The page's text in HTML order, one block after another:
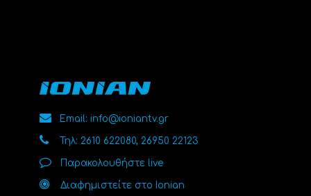
Email: info@ioniantv.gr
Τηλ: 2610 622080, 26950 22123
Παρακολουθήστε live
Διαφημιστείτε στο Ionian